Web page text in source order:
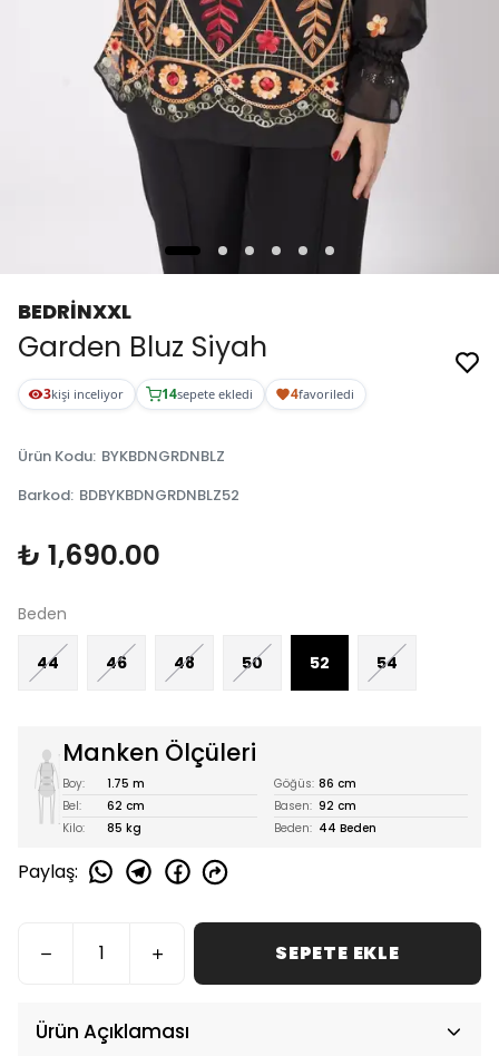
BEDRİNXXL
Garden Bluz Siyah
3kişi inceliyor 14sepete ekledi 4favoriledi
Ürün Kodu: BYKBDNGRDNBLZ
Barkod: BDBYKBDNGRDNBLZ52
₺ 1,690.00
Beden
44 46 48 50 52 54
Manken Ölçüleri
Boy: 1.75 m Göğüs: 86 cm
Bel:
62 cm Basen: 92 cm
Kilo:
85 kg Beden: 44 Beden
Paylaş:
SEPETE EKLE
Ürün Açıklaması